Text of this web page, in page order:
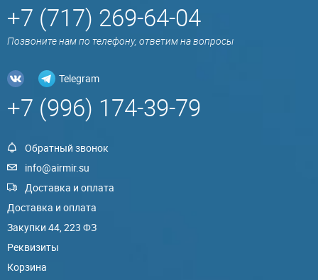
+7 (717) 269-64-04
Позвоните нам по телефону, ответим на вопросы
Telegram
+7 (996) 174-39-79
Обратный звонок
info@airmir.su
Доставка и оплата
Доставка и оплата
Закупки 44, 223 ФЗ
Реквизиты
Корзина